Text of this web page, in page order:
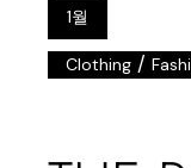
1월
Clothing /